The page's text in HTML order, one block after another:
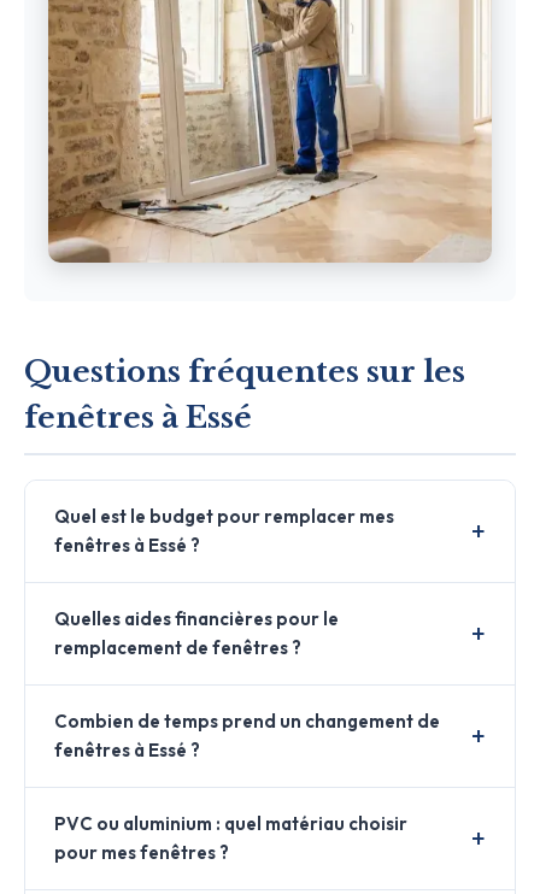
Questions fréquentes sur les
fenêtres à Essé
Quel est le budget pour remplacer mes
fenêtres à Essé ?
Quelles aides financières pour le
remplacement de fenêtres ?
Combien de temps prend un changement de
fenêtres à Essé ?
PVC ou aluminium : quel matériau choisir
pour mes fenêtres ?